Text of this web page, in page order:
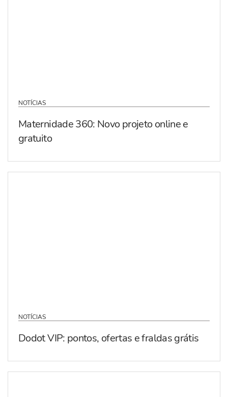
NOTÍCIAS
Maternidade 360: Novo projeto online e
gratuito
NOTÍCIAS
Dodot VIP: pontos, ofertas e fraldas grátis